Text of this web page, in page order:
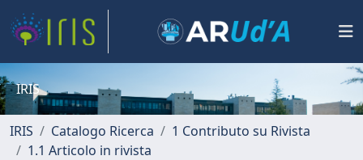
IRIS
IRIS Catalogo Ricerca
1 Contributo su Rivista
1.1 Articolo in rivista